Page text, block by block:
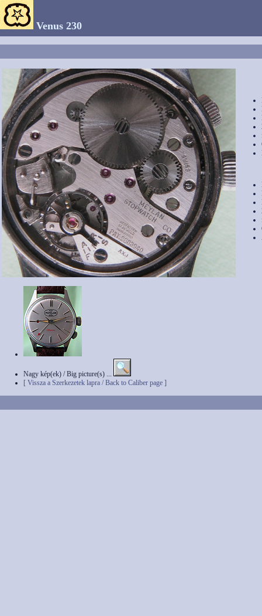
Venus 230
Nagy kép(ek) / Big picture(s) ...
[ Vissza a Szerkezetek lapra / Back to Caliber page ]